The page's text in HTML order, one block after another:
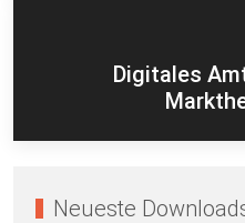
Digitales
Neueste